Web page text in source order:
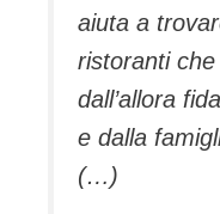
aiuta a
ristoranti
dall’allora
e dalla
(…)